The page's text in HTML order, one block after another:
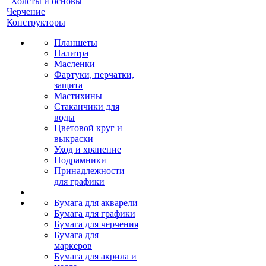
Черчение
Конструкторы
Планшеты
Палитра
Масленки
Фартуки, перчатки,
защита
Мастихины
Стаканчики для
воды
Цветовой круг и
выкраски
Уход и хранение
Подрамники
Принадлежности
для графики
Бумага для акварели
Бумага для графики
Бумага для черчения
Бумага для
маркеров
Бумага для акрила и